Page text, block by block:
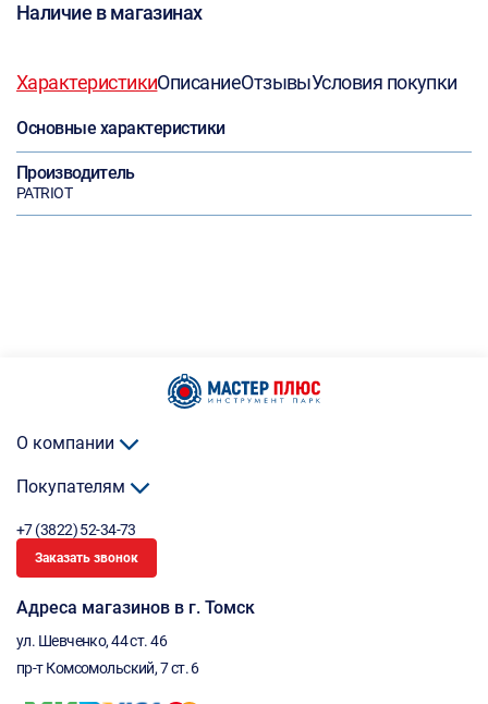
Наличие в магазинах
ХарактеристикиОписаниеОтзывыУсловия покупки
Основные характеристики
Производитель
PATRIOT
О компании
Покупателям
+7 (3822) 52-34-73
Заказать звонок
Адреса магазинов в г. Томск
ул. Шевченко, 44 ст. 46
пр-т Комсомольский, 7 ст. 6